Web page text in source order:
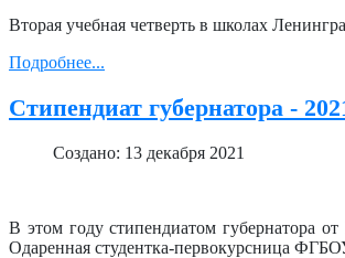
Вторая учебная четверть в школах
Подробнее...
Стипендиат губернатора -
Создано: 13 декабря 2021
В этом году стипендиатом
Одаренная студентка-первокурсница